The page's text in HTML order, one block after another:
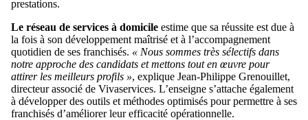
prestations.
Le réseau de services à domicile estime que sa réussite est due à
la fois à son développement maîtrisé et à l’accompagnement
quotidien de ses franchisés. « Nous sommes très sélectifs dans
notre approche des candidats et mettons tout en œuvre pour
attirer les meilleurs profils », explique Jean-Philippe Grenouillet,
directeur associé de Vivaservices. L’enseigne s’attache également
à développer des outils et méthodes optimisés pour permettre à ses
franchisés d’améliorer leur efficacité opérationnelle.